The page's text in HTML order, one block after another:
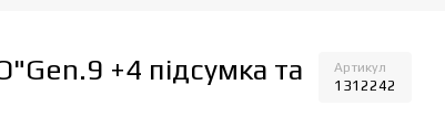
+4 підсумка та
Артикул
1312242